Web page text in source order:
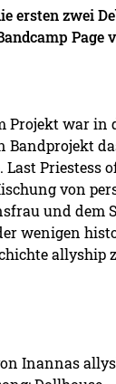
ersten zwei
Page
Projekt war in
Bandprojekt
Priestess
von
und dem
wenigen
allyship
Inannas